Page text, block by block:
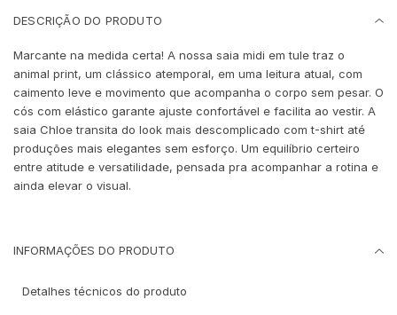
DESCRIÇÃO DO PRODUTO
Marcante na medida certa! A nossa saia midi em tule traz o
animal print, um clássico atemporal, em uma leitura atual, com
caimento leve e movimento que acompanha o corpo sem pesar. O
cós com elástico garante ajuste confortável e facilita ao vestir. A
saia Chloe transita do look mais descomplicado com t-shirt até
produções mais elegantes sem esforço. Um equilíbrio certeiro
entre atitude e versatilidade, pensada pra acompanhar a rotina e
ainda elevar o visual.
INFORMAÇÕES DO PRODUTO
Detalhes técnicos do produto